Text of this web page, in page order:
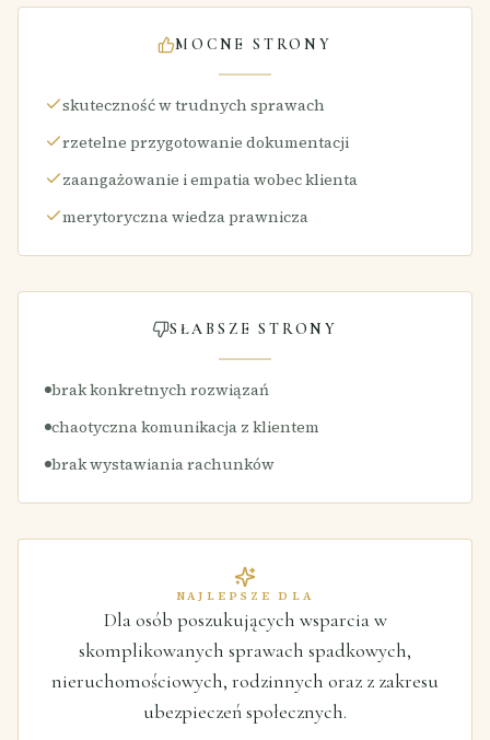
MOCNE STRONY
skuteczność w trudnych sprawach
rzetelne przygotowanie dokumentacji
zaangażowanie i empatia wobec klienta
merytoryczna wiedza prawnicza
SŁABSZE STRONY
brak konkretnych rozwiązań
chaotyczna komunikacja z klientem
brak wystawiania rachunków
NAJLEPSZE DLA
Dla osób poszukujących wsparcia w
skomplikowanych sprawach spadkowych,
nieruchomościowych, rodzinnych oraz z zakresu
ubezpieczeń społecznych.